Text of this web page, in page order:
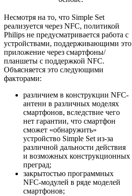
Несмотря на то, что Simple Set
реализуется через NFC, политикой
Philips не предусматривается работа с
устройствами, поддерживающими это
приложение через смартфоны/
планшеты с поддержкой NFC.
Объясняется это следующими
факторами:
различием в конструкции NFC-
антенн в различных моделях
смартфонов, вследствие чего
нет гарантии, что смартфон
сможет «обнаружить»
устройство Simple Set из-за
различной дальности действия
и возможных конструкционных
преград;
закрытостью программных
NFC-модулей в ряде моделей
смартфонов;